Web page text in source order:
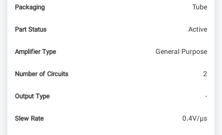
Packaging Tube
Part Status Active
Amplifier Type General Purpose
Number of Circuits 2
Output Type -
Slew Rate 0.4V/µs